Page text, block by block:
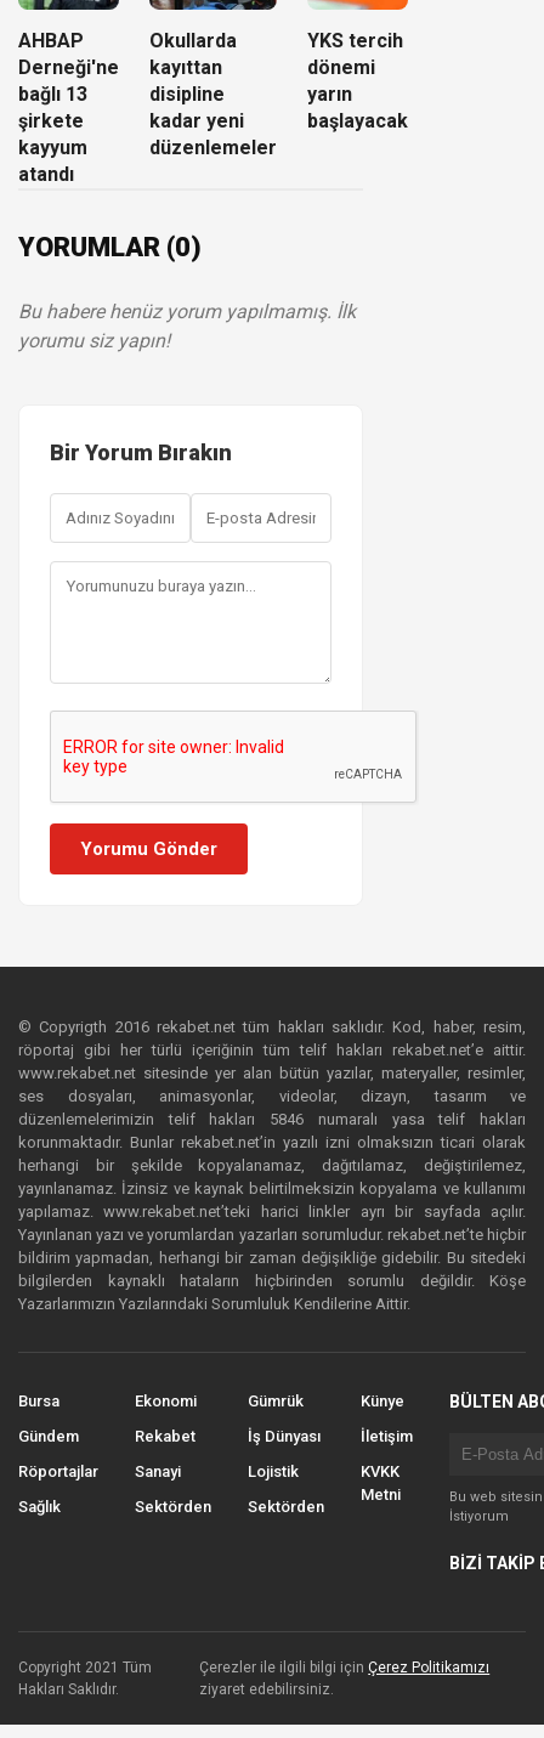
AHBAP
Derneği'ne
bağlı 13
şirkete
kayyum
atandı
Okullarda
kayıttan
disipline
kadar yeni
düzenlemeler
YKS tercih
dönemi
yarın
başlayacak
YORUMLAR (0)
Bu habere henüz yorum yapılmamış. İlk
yorumu siz yapın!
Bir Yorum Bırakın
Yorumu Gönder
© Copyrigth 2016 rekabet.net tüm hakları saklıdır. Kod, haber, resim,
röportaj gibi her türlü içeriğinin tüm telif hakları rekabet.net’e aittir.
www.rekabet.net sitesinde yer alan bütün yazılar, materyaller, resimler,
ses dosyaları, animasyonlar, videolar, dizayn, tasarım ve
düzenlemelerimizin telif hakları 5846 numaralı yasa telif hakları
korunmaktadır. Bunlar rekabet.net’in yazılı izni olmaksızın ticari olarak
herhangi bir şekilde kopyalanamaz, dağıtılamaz, değiştirilemez,
yayınlanamaz. İzinsiz ve kaynak belirtilmeksizin kopyalama ve kullanımı
yapılamaz. www.rekabet.net’teki harici linkler ayrı bir sayfada açılır.
Yayınlanan yazı ve yorumlardan yazarları sorumludur. rekabet.net’te hiçbir
bildirim yapmadan, herhangi bir zaman değişikliğe gidebilir. Bu sitedeki
bilgilerden kaynaklı hataların hiçbirinden sorumlu değildir. Köşe
Yazarlarımızın Yazılarındaki Sorumluluk Kendilerine Aittir.
Bursa
Gündem
Röportajlar
Sağlık
Ekonomi
Rekabet
Sanayi
Sektörden
Gümrük
İş Dünyası
Lojistik
Sektörden
Künye
İletişim
KVKK
Metni
BÜLTEN
Bu web
İstiyorum
BİZİ TAKİP
Copyright 2021 Tüm
Hakları Saklıdır.
Çerezler ile ilgili bilgi içinÇerez Politikamızı
ziyaret edebilirsiniz.